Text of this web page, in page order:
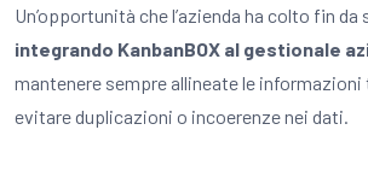
Un’opportunità che l’azienda ha colto fin
integrando KanbanBOX al gestionale
mantenere sempre allineate le informazioni
evitare duplicazioni o incoerenze nei dati.